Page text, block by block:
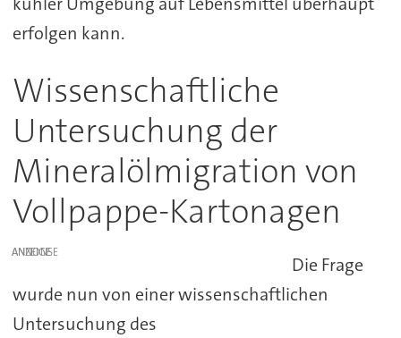
erfolgen kann.
Wissenschaftliche
Untersuchung der
Mineralölmigration von
Vollpappe-Kartonagen
ANZEIGE
Die Frage
wurde nun von einer wissenschaftlichen
Untersuchung des